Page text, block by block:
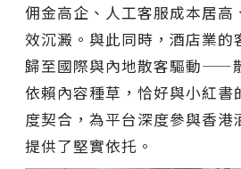
佣金高企、人工客服成本居高
效沉澱。與此同時，酒店業的
歸至國際與內地散客驅動——
依賴內容種草，恰好與小紅書
度契合，為平台深度參與香港
提供了堅實依托。